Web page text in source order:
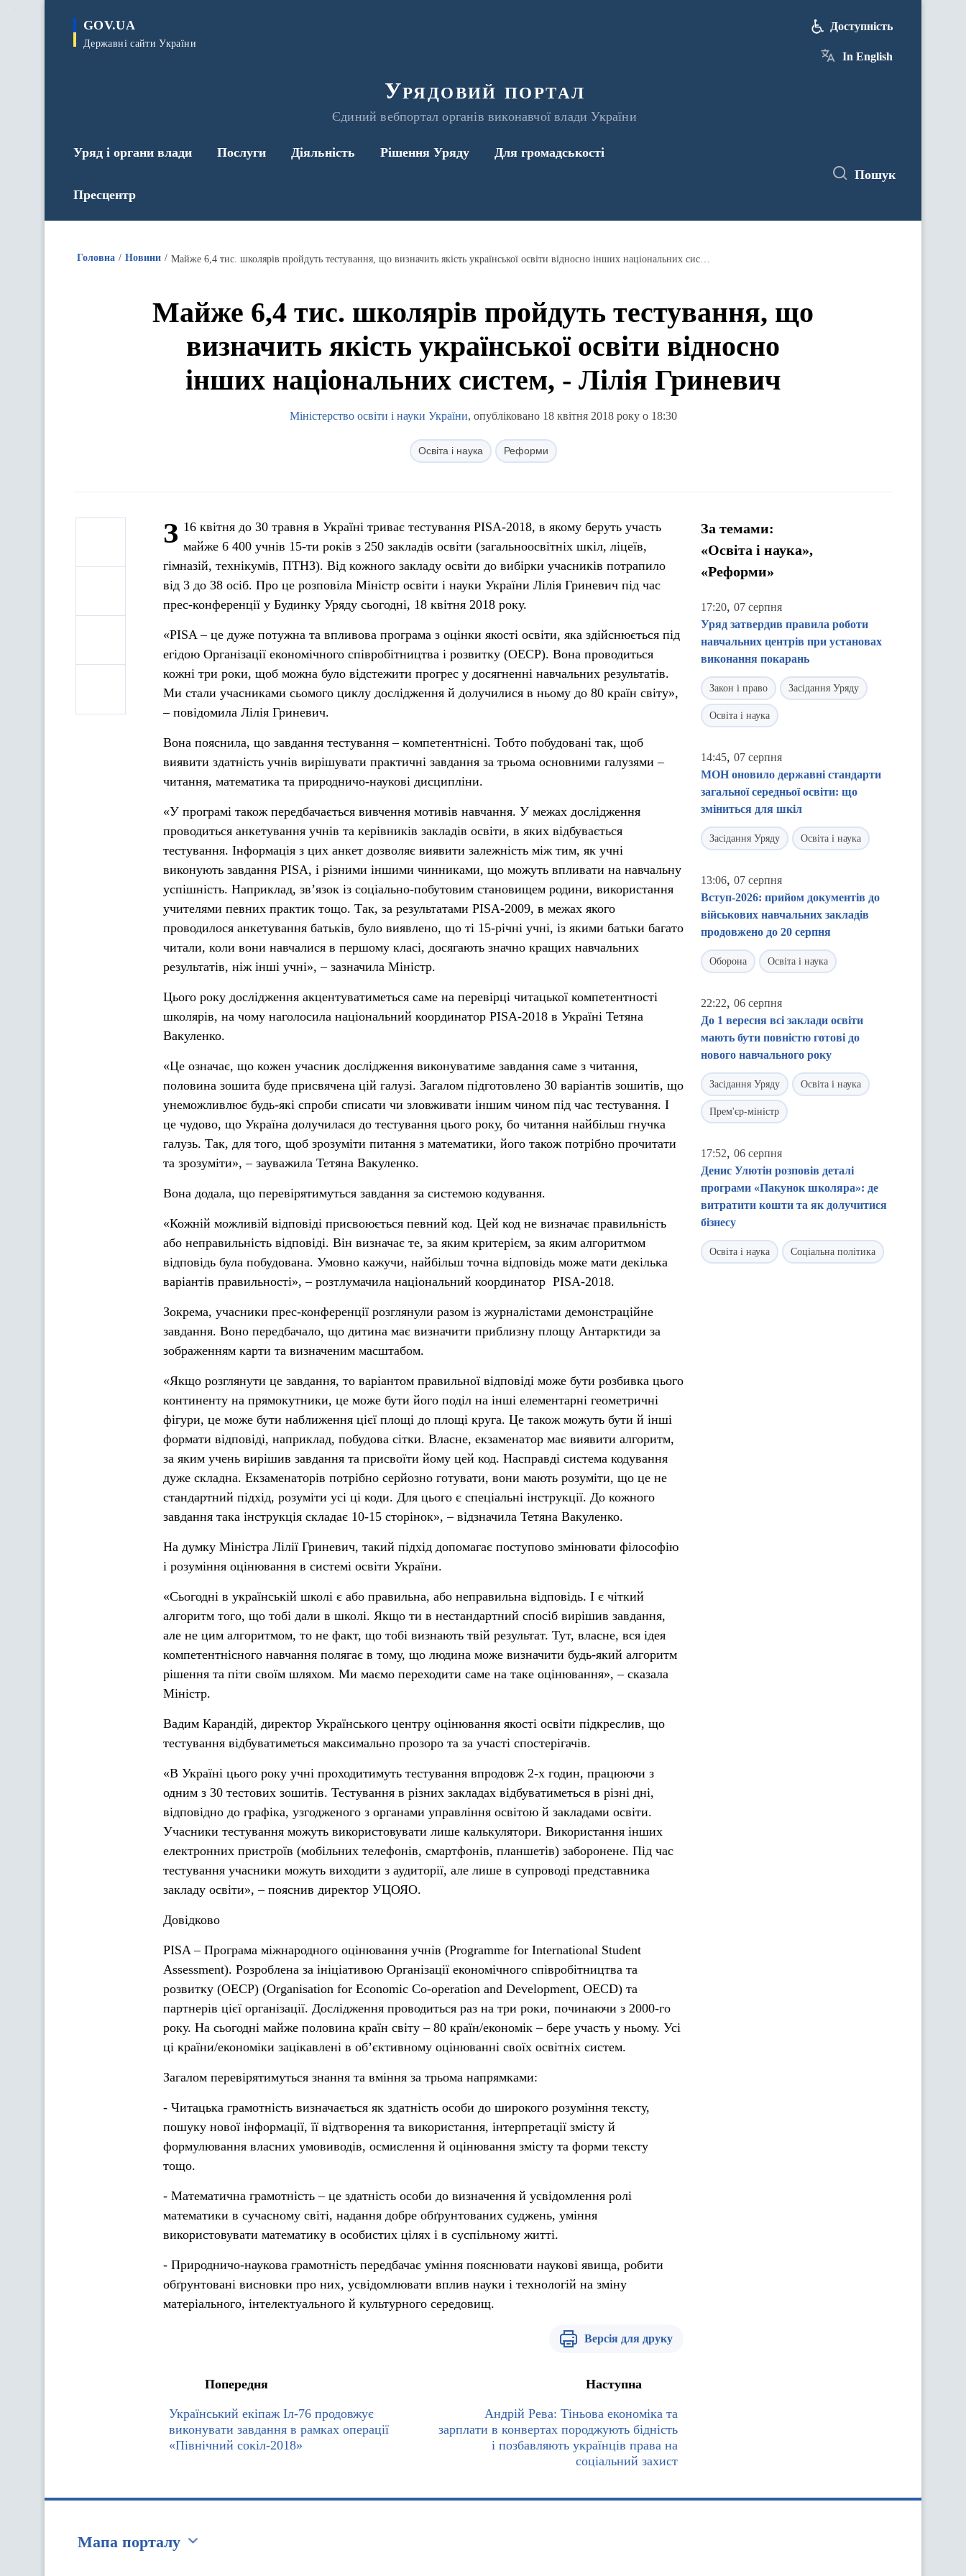
GOV.UA
Державні сайти України
Урядовий портал
Єдиний вебпортал органів виконавчої влади України
Доступність
In English
Уряд і органи влади Послуги Діяльність Рішення Уряду Для громадськості
Пресцентр
Пошук
Головна Новини Майже 6,4 тис. школярів пройдуть тестування, що визначить якість української освіти відносно інших національних систем, - Лілія Гриневич
Майже 6,4 тис. школярів пройдуть тестування, що
визначить якість української освіти відносно
інших національних систем, - Лілія Гриневич
Міністерство освіти і науки України, опубліковано 18 квітня 2018 року о 18:30
Освіта і наука Реформи
З 16 квітня до 30 травня в Україні триває тестування PISA-2018, в якому беруть участь
майже 6 400 учнів 15-ти років з 250 закладів освіти (загальноосвітніх шкіл, ліцеїв,
гімназій, технікумів, ПТНЗ). Від кожного закладу освіти до вибірки учасників потрапило
від 3 до 38 осіб. Про це розповіла Міністр освіти і науки України Лілія Гриневич під час
прес-конференції у Будинку Уряду сьогодні, 18 квітня 2018 року.
«PISA – це дуже потужна та впливова програма з оцінки якості освіти, яка здійснюється під
егідою Організації економічного співробітництва і розвитку (ОЕСР). Вона проводиться
кожні три роки, щоб можна було відстежити прогрес у досягненні навчальних результатів.
Ми стали учасниками сьомого циклу дослідження й долучилися в ньому до 80 країн світу»,
– повідомила Лілія Гриневич.
Вона пояснила, що завдання тестування – компетентнісні. Тобто побудовані так, щоб
виявити здатність учнів вирішувати практичні завдання за трьома основними галузями –
читання, математика та природничо-наукові дисципліни.
«У програмі також передбачається вивчення мотивів навчання. У межах дослідження
проводиться анкетування учнів та керівників закладів освіти, в яких відбувається
тестування. Інформація з цих анкет дозволяє виявити залежність між тим, як учні
виконують завдання PISA, і різними іншими чинниками, що можуть впливати на навчальну
успішність. Наприклад, зв’язок із соціально-побутовим становищем родини, використання
учителями певних практик тощо. Так, за результатами PISA-2009, в межах якого
проводилося анкетування батьків, було виявлено, що ті 15-річні учні, із якими батьки багато
читали, коли вони навчалися в першому класі, досягають значно кращих навчальних
результатів, ніж інші учні», – зазначила Міністр.
Цього року дослідження акцентуватиметься саме на перевірці читацької компетентності
школярів, на чому наголосила національний координатор PISA-2018 в Україні Тетяна
Вакуленко.
«Це означає, що кожен учасник дослідження виконуватиме завдання саме з читання,
половина зошита буде присвячена цій галузі. Загалом підготовлено 30 варіантів зошитів, що
унеможливлює будь-які спроби списати чи зловживати іншим чином під час тестування. І
це чудово, що Україна долучилася до тестування цього року, бо читання найбільш гнучка
галузь. Так, для того, щоб зрозуміти питання з математики, його також потрібно прочитати
та зрозуміти», – зауважила Тетяна Вакуленко.
Вона додала, що перевірятимуться завдання за системою кодування.
«Кожній можливій відповіді присвоюється певний код. Цей код не визначає правильність
або неправильність відповіді. Він визначає те, за яким критерієм, за яким алгоритмом
відповідь була побудована. Умовно кажучи, найбільш точна відповідь може мати декілька
варіантів правильності», – розтлумачила національний координатор PISA-2018.
Зокрема, учасники прес-конференції розглянули разом із журналістами демонстраційне
завдання. Воно передбачало, що дитина має визначити приблизну площу Антарктиди за
зображенням карти та визначеним масштабом.
«Якщо розглянути це завдання, то варіантом правильної відповіді може бути розбивка цього
континенту на прямокутники, це може бути його поділ на інші елементарні геометричні
фігури, це може бути наближення цієї площі до площі круга. Це також можуть бути й інші
формати відповіді, наприклад, побудова сітки. Власне, екзаменатор має виявити алгоритм,
за яким учень вирішив завдання та присвоїти йому цей код. Насправді система кодування
дуже складна. Екзаменаторів потрібно серйозно готувати, вони мають розуміти, що це не
стандартний підхід, розуміти усі ці коди. Для цього є спеціальні інструкції. До кожного
завдання така інструкція складає 10-15 сторінок», – відзначила Тетяна Вакуленко.
На думку Міністра Лілії Гриневич, такий підхід допомагає поступово змінювати філософію
і розуміння оцінювання в системі освіти України.
«Сьогодні в українській школі є або правильна, або неправильна відповідь. І є чіткий
алгоритм того, що тобі дали в школі. Якщо ти в нестандартний спосіб вирішив завдання,
але не цим алгоритмом, то не факт, що тобі визнають твій результат. Тут, власне, вся ідея
компетентнісного навчання полягає в тому, що людина може визначити будь-який алгоритм
рішення та піти своїм шляхом. Ми маємо переходити саме на таке оцінювання», – сказала
Міністр.
Вадим Карандій, директор Українського центру оцінювання якості освіти підкреслив, що
тестування відбуватиметься максимально прозоро та за участі спостерігачів.
«В Україні цього року учні проходитимуть тестування впродовж 2-х годин, працюючи з
одним з 30 тестових зошитів. Тестування в різних закладах відбуватиметься в різні дні,
відповідно до графіка, узгодженого з органами управління освітою й закладами освіти.
Учасники тестування можуть використовувати лише калькулятори. Використання інших
електронних пристроїв (мобільних телефонів, смартфонів, планшетів) заборонене. Під час
тестування учасники можуть виходити з аудиторії, але лише в супроводі представника
закладу освіти», – пояснив директор УЦОЯО.
Довідково
PISA – Програма міжнародного оцінювання учнів (Programme for International Student
Assessment). Розроблена за ініціативою Організації економічного співробітництва та
розвитку (ОЕСР) (Organisation for Economic Co-operation and Development, OECD) та
партнерів цієї організації. Дослідження проводиться раз на три роки, починаючи з 2000-го
року. На сьогодні майже половина країн світу – 80 країн/економік – бере участь у ньому. Усі
ці країни/економіки зацікавлені в об’єктивному оцінюванні своїх освітніх систем.
Загалом перевірятимуться знання та вміння за трьома напрямками:
- Читацька грамотність визначається як здатність особи до широкого розуміння тексту,
пошуку нової інформації, її відтворення та використання, інтерпретації змісту й
формулювання власних умовиводів, осмислення й оцінювання змісту та форми тексту
тощо.
- Математична грамотність – це здатність особи до визначення й усвідомлення ролі
математики в сучасному світі, надання добре обґрунтованих суджень, уміння
використовувати математику в особистих цілях і в суспільному житті.
- Природничо-наукова грамотність передбачає уміння пояснювати наукові явища, робити
обґрунтовані висновки про них, усвідомлювати вплив науки і технологій на зміну
матеріального, інтелектуального й культурного середовищ.
Версія для друку
Попередня
Український екіпаж Іл-76 продовжує
виконувати завдання в рамках операції
«Північний сокіл-2018»
Наступна
Андрій Рева: Тіньова економіка та
зарплати в конвертах породжують бідність
і позбавляють українців права на
соціальний захист
За темами:
«Освіта і наука»,
«Реформи»
17:20, 07 серпня
Уряд затвердив правила роботи
навчальних центрів при установах
виконання покарань
Закон і право Засідання Уряду
Освіта і наука
14:45, 07 серпня
МОН оновило державні стандарти
загальної середньої освіти: що
зміниться для шкіл
Засідання Уряду Освіта і наука
13:06, 07 серпня
Вступ-2026: прийом документів до
військових навчальних закладів
продовжено до 20 серпня
Оборона Освіта і наука
22:22, 06 серпня
До 1 вересня всі заклади освіти
мають бути повністю готові до
нового навчального року
Засідання Уряду Освіта і наука
Прем'єр-міністр
17:52, 06 серпня
Денис Улютін розповів деталі
програми «Пакунок школяра»: де
витратити кошти та як долучитися
бізнесу
Освіта і наука Соціальна політика
Мапа порталу